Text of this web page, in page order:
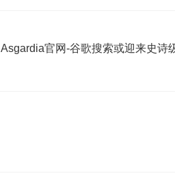
Asgardia官网-谷歌搜索或迎来史诗